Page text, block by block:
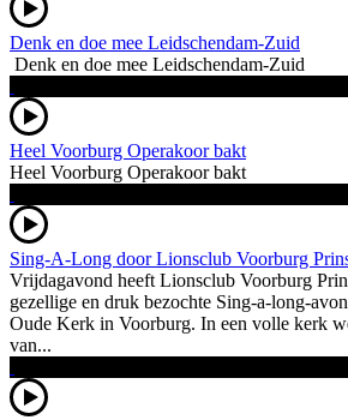
Denk en doe mee Leidschendam-Zuid
Denk en doe mee Leidschendam-Zuid
Heel Voorburg Operakoor bakt
Heel Voorburg Operakoor bakt
Sing-A-Long door Lionsclub Voorburg
Vrijdagavond heeft Lionsclub Voorburg
gezellige en druk bezochte Sing-a-long-
Oude Kerk in Voorburg. In een volle kerk
van...